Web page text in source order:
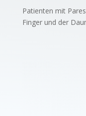
Patienten mit
Finger und der